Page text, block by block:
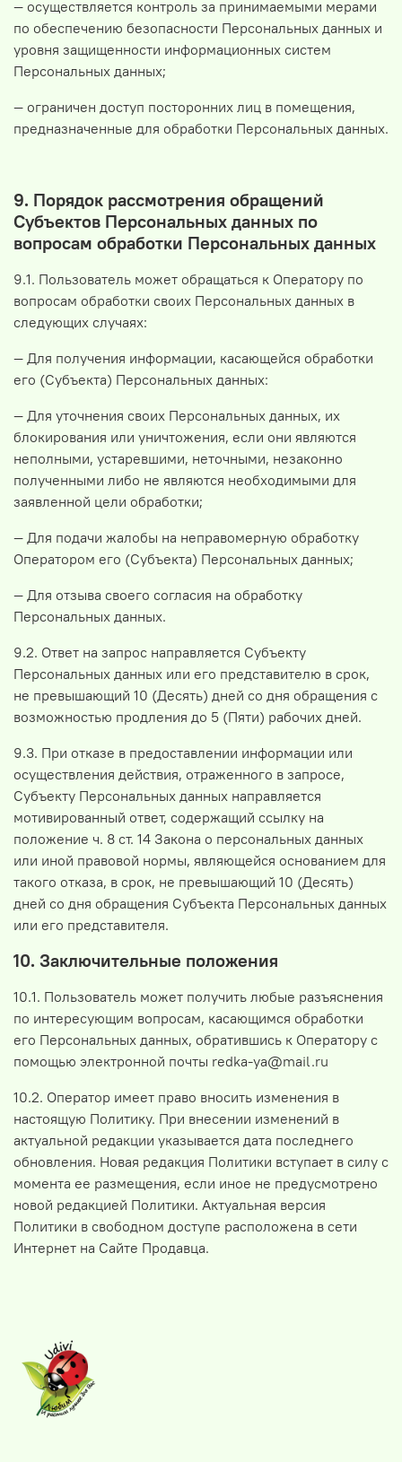
— осуществляется контроль за принимаемыми мерами
по обеспечению безопасности Персональных данных и
уровня защищенности информационных систем
Персональных данных;
— ограничен доступ посторонних лиц в помещения,
предназначенные для обработки Персональных данных.
9. Порядок рассмотрения обращений
Субъектов Персональных данных по
вопросам обработки Персональных данных
9.1. Пользователь может обращаться к Оператору по
вопросам обработки своих Персональных данных в
следующих случаях:
— Для получения информации, касающейся обработки
его (Субъекта) Персональных данных:
— Для уточнения своих Персональных данных, их
блокирования или уничтожения, если они являются
неполными, устаревшими, неточными, незаконно
полученными либо не являются необходимыми для
заявленной цели обработки;
— Для подачи жалобы на неправомерную обработку
Оператором его (Субъекта) Персональных данных;
— Для отзыва своего согласия на обработку
Персональных данных.
9.2. Ответ на запрос направляется Субъекту
Персональных данных или его представителю в срок,
не превышающий 10 (Десять) дней со дня обращения с
возможностью продления до 5 (Пяти) рабочих дней.
9.3. При отказе в предоставлении информации или
осуществления действия, отраженного в запросе,
Субъекту Персональных данных направляется
мотивированный ответ, содержащий ссылку на
положение ч. 8 ст. 14 Закона о персональных данных
или иной правовой нормы, являющейся основанием для
такого отказа, в срок, не превышающий 10 (Десять)
дней со дня обращения Субъекта Персональных данных
или его представителя.
10. Заключительные положения
10.1. Пользователь может получить любые разъяснения
по интересующим вопросам, касающимся обработки
его Персональных данных, обратившись к Оператору с
помощью электронной почты redka-ya@mail.ru
10.2. Оператор имеет право вносить изменения в
настоящую Политику. При внесении изменений в
актуальной редакции указывается дата последнего
обновления. Новая редакция Политики вступает в силу с
момента ее размещения, если иное не предусмотрено
новой редакцией Политики. Актуальная версия
Политики в свободном доступе расположена в сети
Интернет на Сайте Продавца.